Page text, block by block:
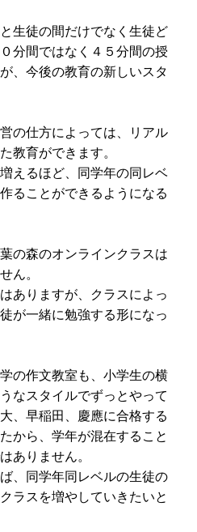
生徒の間だけでなく生徒ど
分間ではなく４５分間の授
、今後の教育の新しいスタ
の仕方によっては、リアル
教育ができます。
えるほど、同学年の同レベ
ることができるようになる
の森のオンラインクラスは
ん。
ありますが、クラスによっ
が一緒に勉強する形になっ
の作文教室も、小学生の横
なスタイルでずっとやって
、早稲田、慶應に合格する
から、学年が混在すること
ありません。
、同学年同レベルの生徒の
ラスを増やしていきたいと